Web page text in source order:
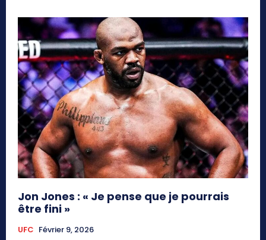
Jon Jones : « Je pense que je pourrais
être fini »
UFC Février 9, 2026